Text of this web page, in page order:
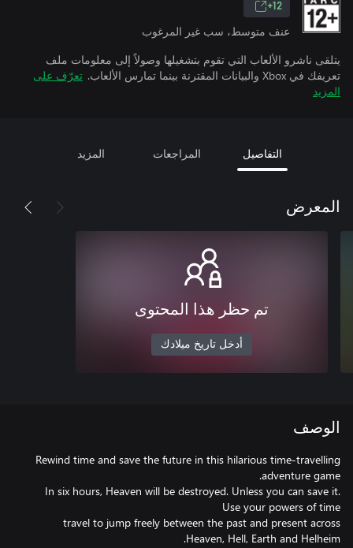
12+
عنف متوسط، سب غير المرغوب
يتلقى ناشرو الألعاب التي تقوم بتشغيلها وصولاً إلى معلومات ملف
تعريفك في Xbox والبيانات المقترنة بينما تمارس الألعاب.
تعرّف على
المزيد
التفاصيل المراجعات المزيد
المعرض
تم حظر هذا المحتوى
أدخل تاريخ ميلادك
الوصف
Rewind time and save the future in this hilarious time-travelling
In six hours, Heaven will be destroyed. Unless you can save it.
travel to jump freely between the past and present across